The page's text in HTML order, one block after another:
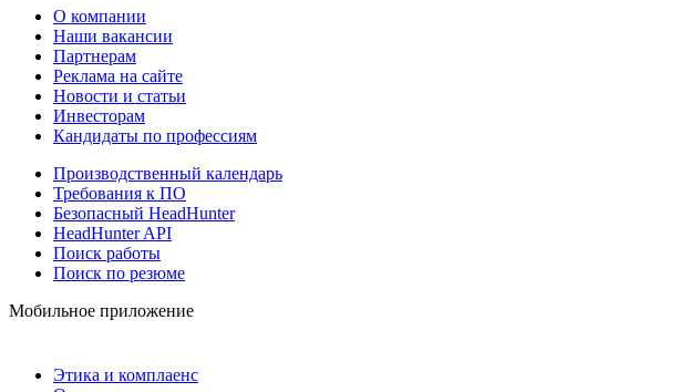
О компании
Наши вакансии
Партнерам
Реклама на сайте
Новости и статьи
Инвесторам
Кандидаты по профессиям
Производственный календарь
Требования к ПО
Безопасный HeadHunter
HeadHunter API
Поиск работы
Поиск по резюме
Мобильное приложение
Этика и комплаенс